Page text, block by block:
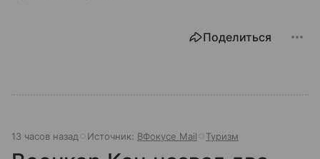
Поделиться
13 часов назад Источник: ВФокусе Mail Туризм